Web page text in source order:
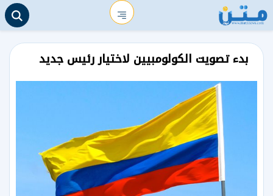
بدء تصويت الكولومبيين لاختيار رئيس جديد